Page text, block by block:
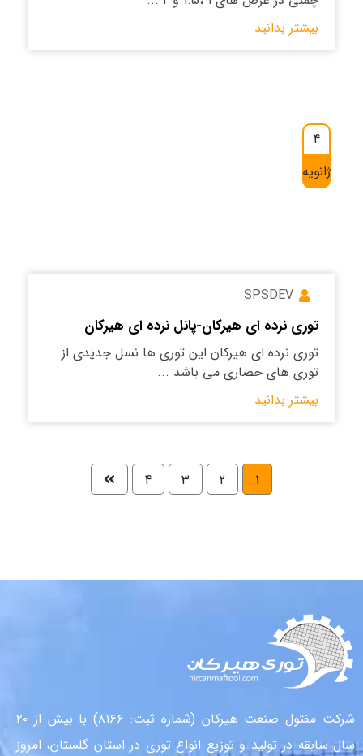
بیشتر بدانید
4
ژانویه
SPSDEV
توری نرده ای هیرکان-پانل نرده ای هیرکان
توری نرده ای هیرکان این توری ها نسل جدیدی از
توری های حصاری می باشد ...
بیشتر بدانید
1
2
3
4
شرکت مفتول صنعت هیرکان (شماره ثبت: ۸۱۶۶) با بیش از ۲۰
سال سابقه در تولید و توزیع انواع توری در استان گلستان، امروز